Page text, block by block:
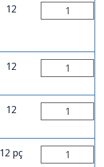
12
12
12
12 pç